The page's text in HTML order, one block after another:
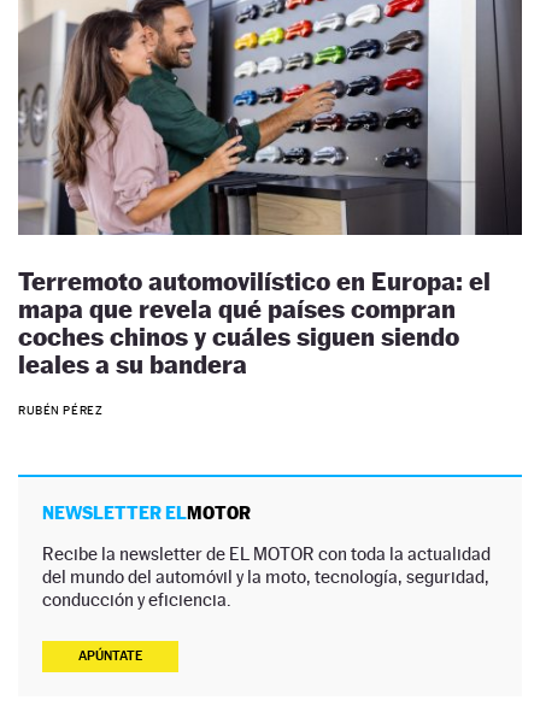
Terremoto automovilístico en Europa: el
mapa que revela qué países compran
coches chinos y cuáles siguen siendo
leales a su bandera
RUBÉN PÉREZ
NEWSLETTER ELMOTOR
Recibe la newsletter de EL MOTOR con toda la actualidad
del mundo del automóvil y la moto, tecnología, seguridad,
conducción y eficiencia.
APÚNTATE